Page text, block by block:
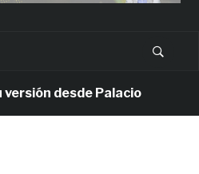
desde Palacio